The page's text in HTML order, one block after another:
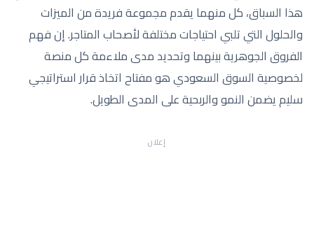
هذا السباق، كل منهما يقدم مجموعة فريدة من الميزات
والحلول التي تلبي احتياجات مختلفة لأصحاب المتاجر. إن فهم
الفروق الجوهرية بينهما وتحديد مدى ملاءمة كل منصة
لخصوصية السوق السعودي هو مفتاح اتخاذ قرار استراتيجي
سليم يضمن النمو والربحية على المدى الطويل.
إعلان